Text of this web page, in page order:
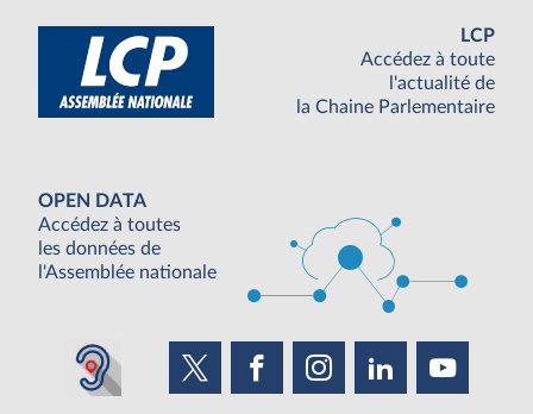
LCP
Accédez à toute
l'actualité de
la Chaine Parlementaire
OPEN DATA
Accédez à toutes
les données de
l'Assemblée nationale